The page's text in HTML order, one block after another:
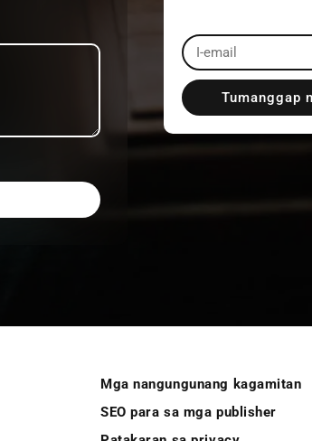
Tumanggap
Mga nangungunang kagamitan
SEO para sa mga publisher